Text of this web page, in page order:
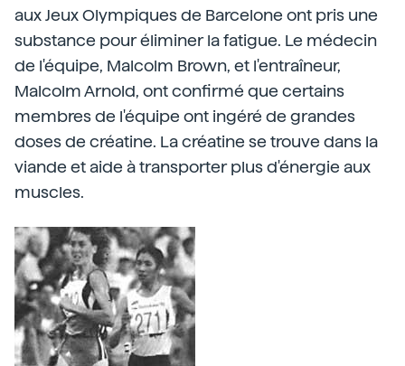
aux Jeux Olympiques de Barcelone ont pris une
substance pour éliminer la fatigue. Le médecin
de l'équipe, Malcolm Brown, et l'entraîneur,
Malcolm Arnold, ont confirmé que certains
membres de l'équipe ont ingéré de grandes
doses de créatine. La créatine se trouve dans la
viande et aide à transporter plus d'énergie aux
muscles.